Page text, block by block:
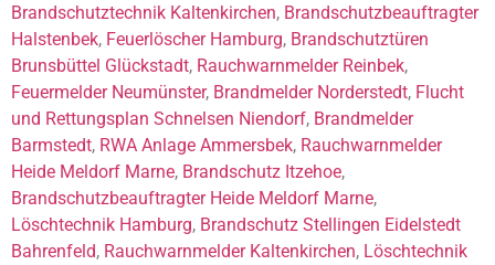
Brandschutztechnik Kaltenkirchen, Brandschutzbeauftragter
Halstenbek, Feuerlöscher Hamburg, Brandschutztüren
Brunsbüttel Glückstadt, Rauchwarnmelder Reinbek,
Feuermelder Neumünster, Brandmelder Norderstedt, Flucht
und Rettungsplan Schnelsen Niendorf, Brandmelder
Barmstedt, RWA Anlage Ammersbek, Rauchwarnmelder
Heide Meldorf Marne, Brandschutz Itzehoe,
Brandschutzbeauftragter Heide Meldorf Marne,
Löschtechnik Hamburg, Brandschutz Stellingen Eidelstedt
Bahrenfeld, Rauchwarnmelder Kaltenkirchen, Löschtechnik